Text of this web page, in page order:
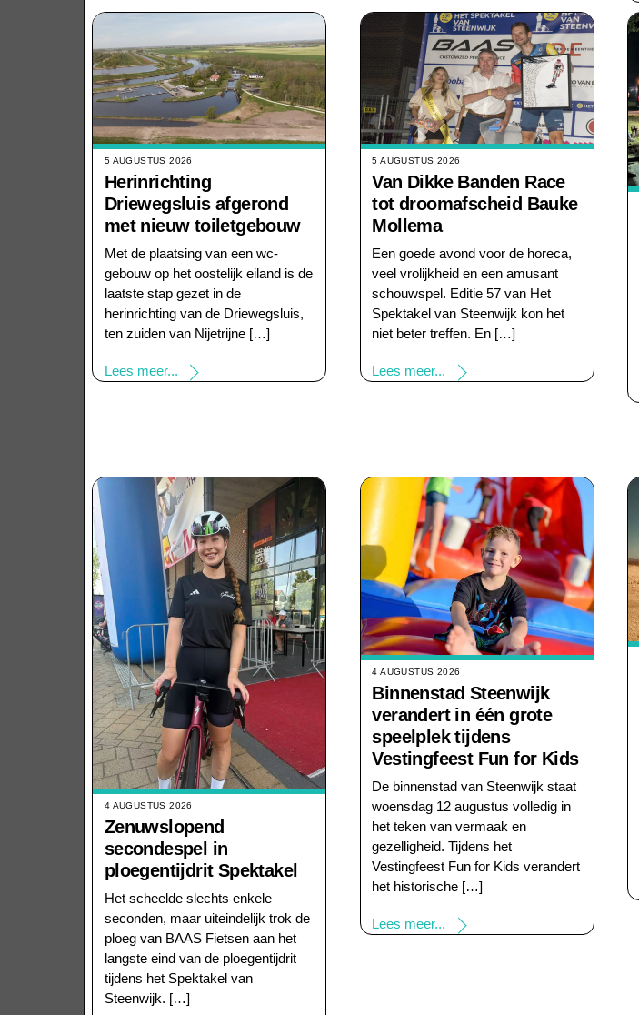
5 AUGUSTUS 2026
Herinrichting
Driewegsluis afgerond
met nieuw toiletgebouw
Met de plaatsing van een wc-
gebouw op het oostelijk eiland is de
laatste stap gezet in de
herinrichting van de Driewegsluis,
ten zuiden van Nijetrijne […]
Lees meer...
5 AUGUSTUS 2026
Van Dikke Banden Race
tot droomafscheid Bauke
Mollema
Een goede avond voor de horeca,
veel vrolijkheid en een amusant
schouwspel. Editie 57 van Het
Spektakel van Steenwijk kon het
niet beter treffen. En […]
Lees meer...
4 AUGUSTUS 2026
Zenuwslopend
secondespel in
ploegentijdrit Spektakel
Het scheelde slechts enkele
seconden, maar uiteindelijk trok de
ploeg van BAAS Fietsen aan het
langste eind van de ploegentijdrit
tijdens het Spektakel van
Steenwijk. […]
4 AUGUSTUS 2026
Binnenstad Steenwijk
verandert in één grote
speelplek tijdens
Vestingfeest Fun for Kids
De binnenstad van Steenwijk staat
woensdag 12 augustus volledig in
het teken van vermaak en
gezelligheid. Tijdens het
Vestingfeest Fun for Kids verandert
het historische […]
Lees meer...